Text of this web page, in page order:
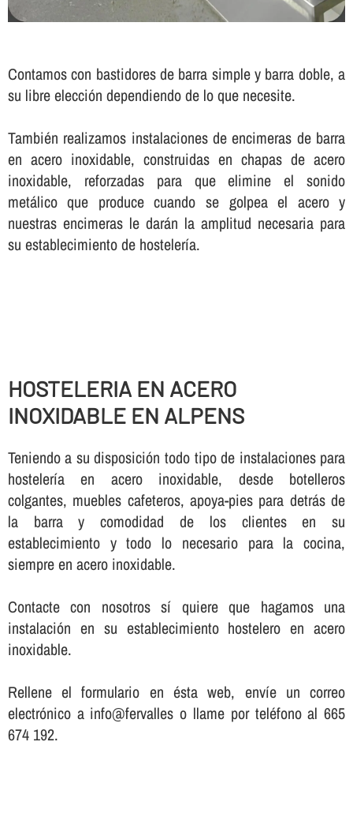
Contamos con bastidores de barra simple y barra doble, a
su libre elección dependiendo de lo que necesite.
También realizamos instalaciones de encimeras de barra
en acero inoxidable, construidas en chapas de acero
inoxidable, reforzadas para que elimine el sonido
metálico que produce cuando se golpea el acero y
nuestras encimeras le darán la amplitud necesaria para
su establecimiento de hostelerí­a.
HOSTELERIA EN ACERO
INOXIDABLE EN ALPENS
Teniendo a su disposición todo tipo de instalaciones para
hostelerí­a en acero inoxidable, desde botelleros
colgantes, muebles cafeteros, apoya-pies para detrás de
la barra y comodidad de los clientes en su
establecimiento y todo lo necesario para la cocina,
siempre en acero inoxidable.
Contacte con nosotros sí­ quiere que hagamos una
instalación en su establecimiento hostelero en acero
inoxidable.
Rellene el formulario en ésta web, enví­e un correo
electrónico a info@fervalles o llame por teléfono al 665
674 192.